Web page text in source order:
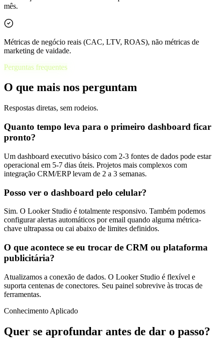
mês.
Métricas de negócio reais (CAC, LTV, ROAS), não métricas de
marketing de vaidade.
Perguntas frequentes
O que mais nos perguntam
Respostas diretas, sem rodeios.
Quanto tempo leva para o primeiro dashboard ficar
pronto?
Um dashboard executivo básico com 2-3 fontes de dados pode estar
operacional em 5-7 dias úteis. Projetos mais complexos com
integração CRM/ERP levam de 2 a 3 semanas.
Posso ver o dashboard pelo celular?
Sim. O Looker Studio é totalmente responsivo. Também podemos
configurar alertas automáticos por email quando alguma métrica-
chave ultrapassa ou cai abaixo de limites definidos.
O que acontece se eu trocar de CRM ou plataforma
publicitária?
Atualizamos a conexão de dados. O Looker Studio é flexível e
suporta centenas de conectores. Seu painel sobrevive às trocas de
ferramentas.
Conhecimento Aplicado
Quer se aprofundar antes de dar o passo?